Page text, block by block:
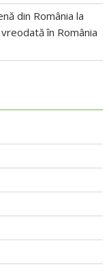
din România la
în România